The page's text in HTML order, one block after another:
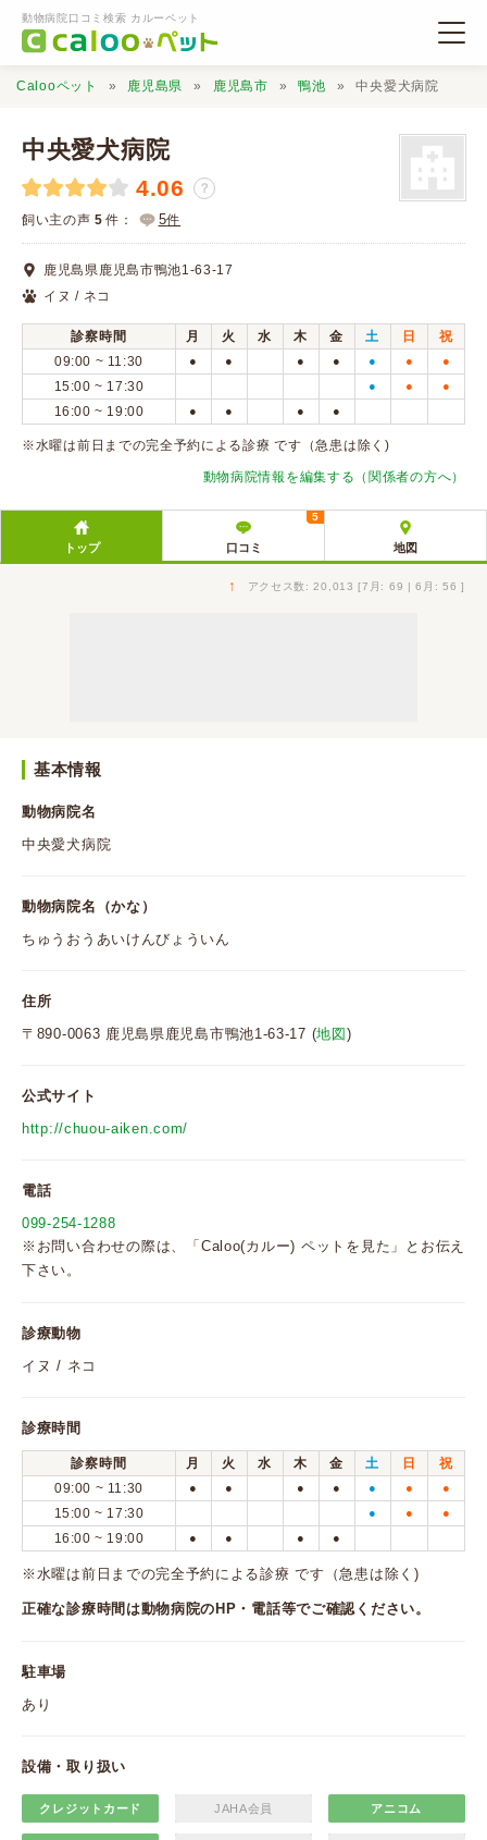
動物病院口コミ検索 カルーペット
動物病院検索
口コミ検索
Calooペットとは？
口コミ投稿
Calooペット 鹿児島県 鹿児島市 鴨池 中央愛犬病院
中央愛犬病院
4.06 ？
飼い主の声 5 件： 5件
鹿児島県鹿児島市鴨池1-63-17
イヌ / ネコ
診察時間 月 火 水 木 金 土 日
祝
09:00 ~ 11:30
● ● ● ● ● ● ●
15:00 ~ 17:30 ● ● ●
16:00 ~ 19:00 ● ● ● ●
※水曜は前日までの完全予約による診療 です（急患は除く)
動物病院情報を編集する（関係者の方へ）
トップ 口コミ
5
地図
↑ アクセス数: 20,013 [7月: 69 | 6月: 56 ]
基本情報
動物病院名
中央愛犬病院
動物病院名（かな）
ちゅうおうあいけんびょういん
住所
〒890-0063 鹿児島県鹿児島市鴨池1-63-17 (地図 )
公式サイト
http://chuou-aiken.com/
電話
099-254-1288
※お問い合わせの際は、「Caloo(カルー) ペットを見た」とお伝え
下さい。
診療動物
イヌ / ネコ
診療時間
診察時間 月 火 水 木 金 土 日
祝
09:00 ~ 11:30
● ● ● ● ● ● ●
15:00 ~ 17:30 ● ● ●
16:00 ~ 19:00 ● ● ● ●
※水曜は前日までの完全予約による診療 です（急患は除く)
正確な診療時間は動物病院のHP・電話等でご確認ください。
駐車場
あり
設備・取り扱い
クレジットカード JAHA会員 アニコム